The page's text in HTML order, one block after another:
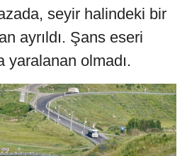
seyir halindeki bir
ayrıldı. Şans eseri
yaralanan olmadı.